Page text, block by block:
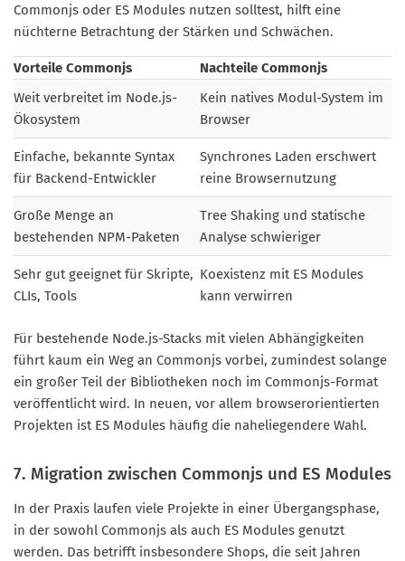
Commonjs oder ES Modules nutzen solltest, hilft eine
nüchterne Betrachtung der Stärken und Schwächen.
Vorteile Commonjs
Nachteile Commonjs
Weit verbreitet im Node.js-
Ökosystem
Kein natives Modul-System im
Browser
Einfache, bekannte Syntax
für Backend-Entwickler
Synchrones Laden erschwert
reine Browsernutzung
Große Menge an
bestehenden NPM-Paketen
Tree Shaking und statische
Analyse schwieriger
Sehr gut geeignet für Skripte,
CLIs, Tools
Koexistenz mit ES Modules
kann verwirren
Für bestehende Node.js-Stacks mit vielen Abhängigkeiten
führt kaum ein Weg an Commonjs vorbei, zumindest solange
ein großer Teil der Bibliotheken noch im Commonjs-Format
veröffentlicht wird. In neuen, vor allem browserorientierten
Projekten ist ES Modules häufig die naheliegendere Wahl.
7. Migration zwischen Commonjs und ES Modules
In der Praxis laufen viele Projekte in einer Übergangsphase,
in der sowohl Commonjs als auch ES Modules genutzt
werden. Das betrifft insbesondere Shops, die seit Jahren